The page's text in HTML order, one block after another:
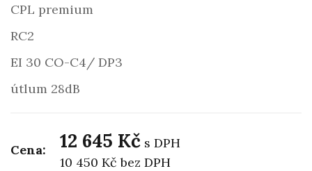
CPL premium
RC2
EI 30 CO-C4/ DP3
útlum 28dB
Cena: 12 645 Kč s DPH
10 450 Kčbez DPH